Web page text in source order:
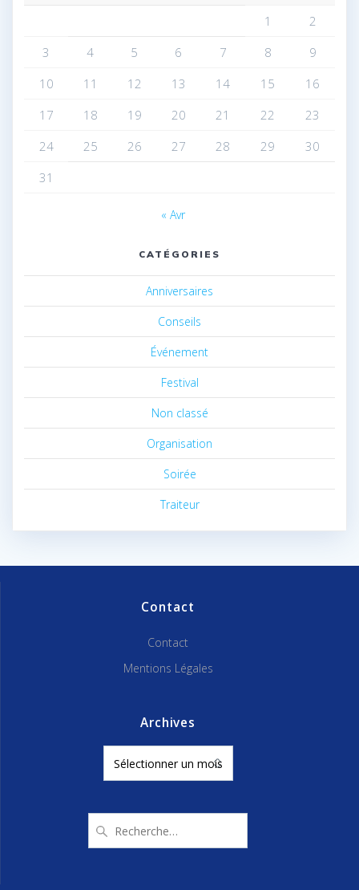
1
2
3
4 5 6 7 8
9
10
11 12 13 14 15
16
17
18 19 20 21 22
23
24
25 26 27 28 29
30
31
« Avr
CATÉGORIES
Anniversaires
Conseils
Événement
Festival
Non classé
Organisation
Soirée
Traiteur
Contact
Contact
Mentions Légales
Archives
pour